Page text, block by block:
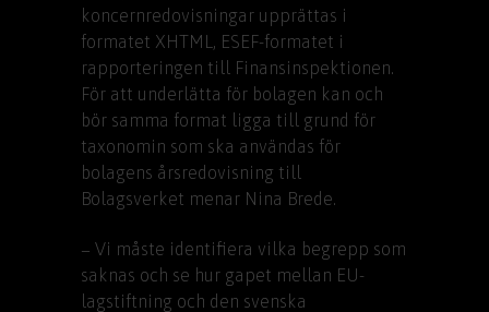
koncernredovisningar upprättas i
formatet XHTML, ESEF-formatet i
rapporteringen till Finansinspektionen.
För att underlätta för bolagen kan och
bör samma format ligga till grund för
taxonomin som ska användas för
bolagens årsredovisning till
Bolagsverket menar Nina Brede.
− Vi måste identifiera vilka begrepp som
saknas och se hur gapet mellan EU-
lagstiftning och den svenska